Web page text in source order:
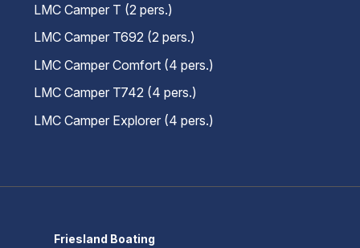
LMC Camper T (2 pers.)
LMC Camper T692 (2 pers.)
LMC Camper Comfort (4 pers.)
LMC Camper T742 (4 pers.)
LMC Camper Explorer (4 pers.)
Friesland Boating